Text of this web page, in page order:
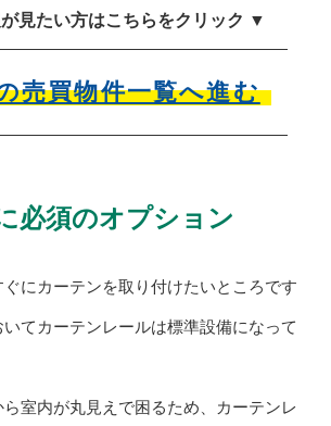
見たい方はこちらをクリック ▼
売買物件一覧へ進む
必須のオプション
にカーテンを取り付けたいところです
てカーテンレールは標準設備になって
室内が丸見えで困るため、カーテンレ